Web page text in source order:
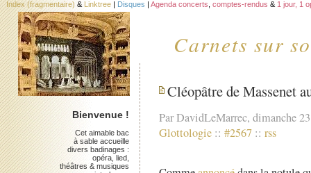
Carnets sur
Index (fragmentaire) & Linktree | Disques | Agenda concerts comptes-rendus & 1 jour, 1
Cléopâtre de Massenet
Par DavidLeMarrec, dimanche
Glottologie :: #2567 :: rss
Bienvenue !
Cet aimable bac
à sable accueille
divers badinages :
opéra, lied,
théâtres & musiques